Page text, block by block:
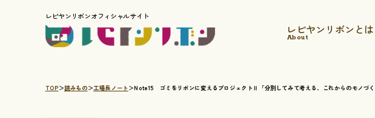
レピヤンリボンオフィシャルサイト
レピヤンリボンとは
About
TOP 読みもの 工場長ノート Note15 ゴミをリボンに変えるプロジェクトⅡ「分別してみて考える、これからのモノづく